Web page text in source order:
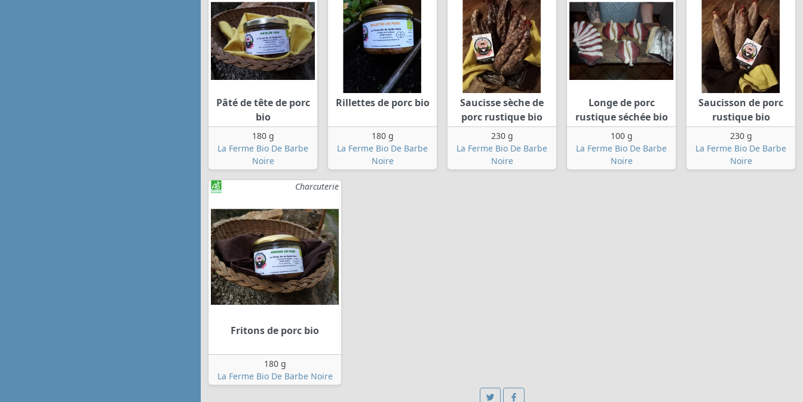
Pâté de tête de porc
bio
180 g
La Ferme Bio De Barbe
Noire
Rillettes de porc bio
180 g
La Ferme Bio De Barbe
Noire
Saucisse sèche de
porc rustique bio
230 g
La Ferme Bio De Barbe
Noire
Longe de porc
rustique séchée bio
100 g
La Ferme Bio De Barbe
Noire
Saucisson de porc
rustique bio
230 g
La Ferme Bio De Barbe
Noire
Charcuterie
Fritons de porc bio
180 g
La Ferme Bio De Barbe Noire